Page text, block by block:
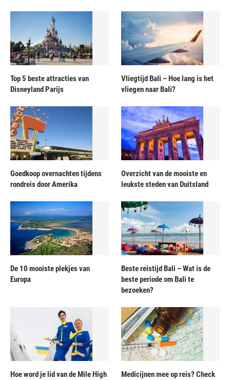
Top 5 beste attracties van
Disneyland Parijs
Vliegtijd Bali – Hoe lang is het
vliegen naar Bali?
Goedkoop overnachten tijdens
rondreis door Amerika
Overzicht van de mooiste en
leukste steden van Duitsland
De 10 mooiste plekjes van
Europa
Beste reistijd Bali – Wat is de
beste periode om Bali te
bezoeken?
Hoe word je lid van de Mile High
Medicijnen mee op reis? Check